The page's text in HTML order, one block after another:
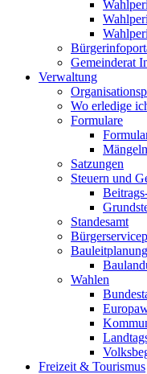
Gemeinderat
Verwaltung
Wo erledige
Formulare
Satzungen
Steuern und
Standesamt
Bauleitplanung
Wahlen
Freizeit & Tourismus